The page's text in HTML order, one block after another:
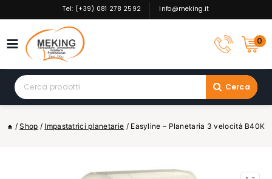
to
Tel: (+39) 081 278 2592 info@meking.it
0
Search
for:
Cerca
/ Shop / Impastatrici planetarie / Easyline – Planetaria 3 velocità B40K